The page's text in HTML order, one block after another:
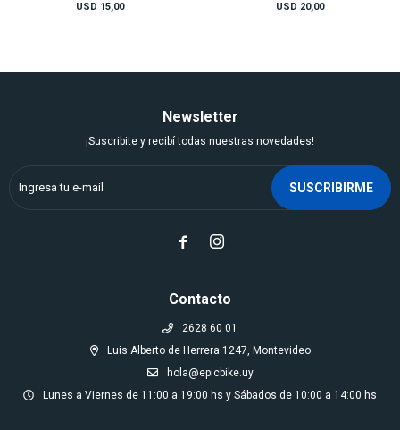
USD 15,00 USD 20,00
Contacto
2628 60 01
Luis Alberto de Herrera 1247, Montevideo
hola@epicbike.uy
Lunes a Viernes de 11:00 a 19:00 hs y Sábados de 10:00 a 14:00 hs
Newsletter
¡Suscribite y recibí todas nuestras novedades!
SUSCRIBIRME
 